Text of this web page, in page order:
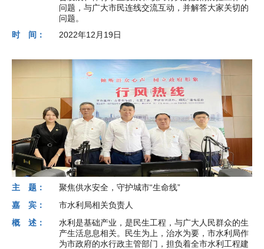
问题，与广大市民连线交流互动，并解答大家关切的
问题。
时 间：
2022年12月19日
主 题：
聚焦供水安全，守护城市“生命线”
嘉 宾：
市水利局相关负责人
概 述：
水利是基础产业，是民生工程，与广大人民群众的生
产生活息息相关。民生为上，治水为要，市水利局作
为市政府的水行政主管部门，担负着全市水利工程建